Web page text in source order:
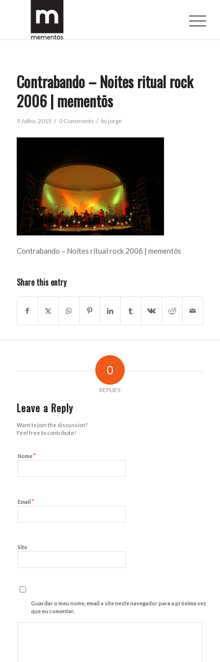
Contrabando – Noites ritual rock
2006 | mementōs
9 Julho, 2015 / 0 Comments / by jorge
Contrabando – Noites ritual rock 2006 | mementōs
Share this entry
0
REPLIES
Leave a Reply
Want to join the discussion?
Feel free to contribute!
Nome*
Email *
Site
Guardar o meu nome, email e site neste navegador para a próxima vez
que eu comentar.